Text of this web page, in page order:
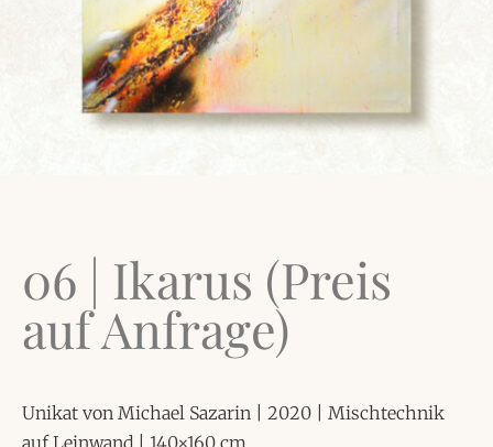
06 | Ikarus (Preis
auf Anfrage)
Unikat von Michael Sazarin | 2020 | Mischtechnik
auf Leinwand | 140×160 cm